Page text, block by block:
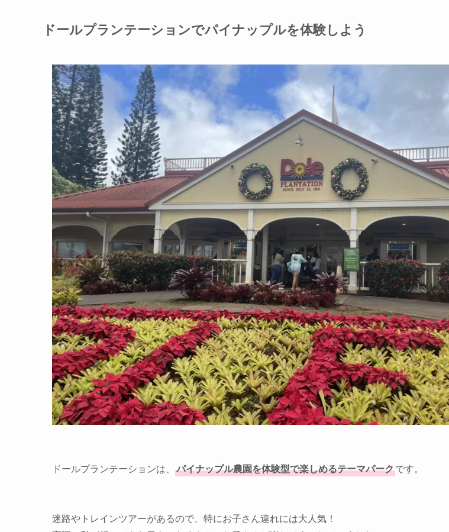
ドールプランテーションでパイナップルを体験しよう
ドールプランテーションは、 パイナップル農園を体験型で楽しめるテーマパークです。
迷路やトレインツアーがあるので、特にお子さん連れには大人気！